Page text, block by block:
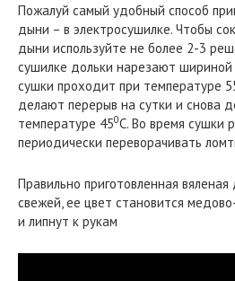
Пожалуй самый удобный способ
дыни – в электросушилке. Чтобы
дыни используйте не более 2-3
сушилке дольки нарезают шириной
сушки проходит при температуре
делают перерыв на сутки и снова
температуре 450C. Во время сушки
периодически переворачивать
Правильно приготовленная
свежей, ее цвет становится
и липнут к рукам